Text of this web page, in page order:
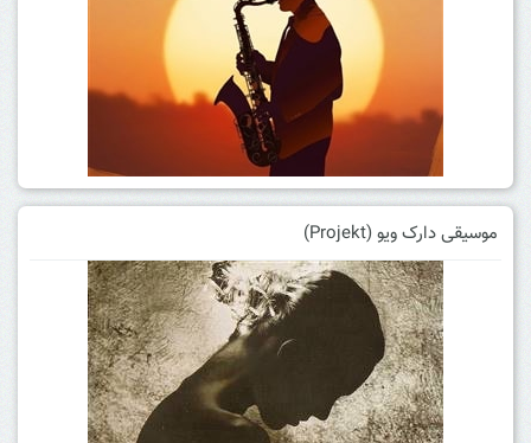
موسیقی دارک ویو (Projekt)